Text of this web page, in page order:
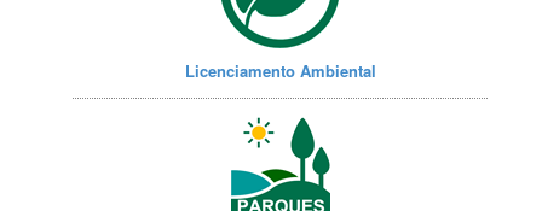
Licenciamento Ambiental